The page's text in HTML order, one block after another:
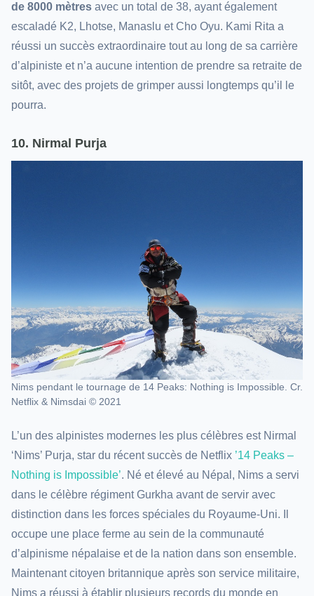
de 8000 mètres avec un total de 38, ayant également
escaladé K2, Lhotse, Manaslu et Cho Oyu. Kami Rita a
réussi un succès extraordinaire tout au long de sa carrière
d’alpiniste et n’a aucune intention de prendre sa retraite de
sitôt, avec des projets de grimper aussi longtemps qu’il le
pourra.
10. Nirmal Purja
Nims pendant le tournage de 14 Peaks: Nothing is Impossible. Cr.
Netflix & Nimsdai © 2021
L’un des alpinistes modernes les plus célèbres est Nirmal
‘Nims’ Purja, star du récent succès de Netflix ’14 Peaks –
Nothing is Impossible’. Né et élevé au Népal, Nims a servi
dans le célèbre régiment Gurkha avant de servir avec
distinction dans les forces spéciales du Royaume-Uni. Il
occupe une place ferme au sein de la communauté
d’alpinisme népalaise et de la nation dans son ensemble.
Maintenant citoyen britannique après son service militaire,
Nims a réussi à établir plusieurs records du monde en